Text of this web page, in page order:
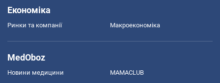
Економіка
Ринки та компанії Макроекономіка
MedOboz
Новини медицини MAMACLUB